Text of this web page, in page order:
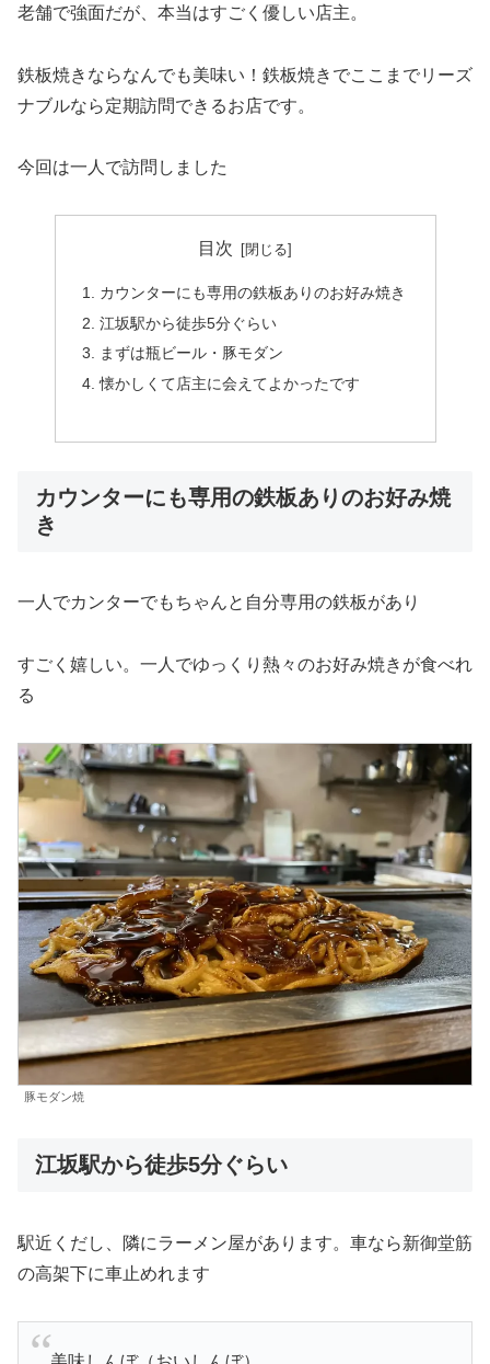
老舗で強面だが、本当はすごく優しい店主。
鉄板焼きならなんでも美味い！鉄板焼きでここまでリーズ
ナブルなら定期訪問できるお店です。
今回は一人で訪問しました
目次
カウンターにも専用の鉄板ありのお好み焼き
江坂駅から徒歩5分ぐらい
まずは瓶ビール・豚モダン
懐かしくて店主に会えてよかったです
カウンターにも専用の鉄板ありのお好み焼
き
一人でカンターでもちゃんと自分専用の鉄板があり
すごく嬉しい。一人でゆっくり熱々のお好み焼きが食べれ
る
豚モダン焼
江坂駅から徒歩5分ぐらい
駅近くだし、隣にラーメン屋があります。車なら新御堂筋
の高架下に車止めれます